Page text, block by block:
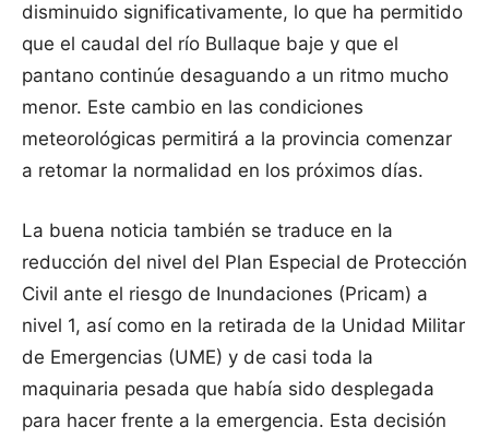
disminuido significativamente, lo que ha permitido
que el caudal del río Bullaque baje y que el
pantano continúe desaguando a un ritmo mucho
menor. Este cambio en las condiciones
meteorológicas permitirá a la provincia comenzar
a retomar la normalidad en los próximos días.
La buena noticia también se traduce en la
reducción del nivel del Plan Especial de Protección
Civil ante el riesgo de Inundaciones (Pricam) a
nivel 1, así como en la retirada de la Unidad Militar
de Emergencias (UME) y de casi toda la
maquinaria pesada que había sido desplegada
para hacer frente a la emergencia. Esta decisión